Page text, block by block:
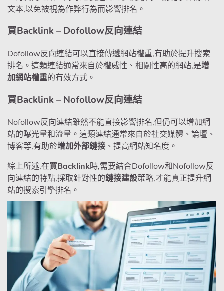
文本,以免被視為作弊行為而影響排名。
買Backlink – Dofollow反向連結
Dofollow反向連結可以直接傳遞網站權重,有助於提升搜索
排名。這類連結通常來自於權威性、相關性高的網站,是增
加網站權重的有效方式。
買Backlink – Nofollow反向連結
Nofollow反向連結雖然不能直接影響排名,但仍可以增加網
站的曝光量和流量。這類連結通常來自於社交媒體、論壇、
博客等,有助於增加外部鏈接 、提高網站知名度。
綜上所述,在買Backlink時,需要結合Dofollow和Nofollow反
向連結的特點,採取針對性的鏈接建設策略,才能真正提升網
站的搜索引擎排名。